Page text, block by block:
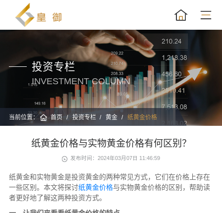
投资专栏
INVESTMENT COLUMN
当前位置： 首页 投资专栏 黄金 纸黄金价格
纸黄金价格与实物黄金价格有何区别？
发布时间：2024年03月07日 11:46:59
纸黄金和实物黄金是投资黄金的两种常见方式，它们在价格上存在
一些区别。本文将探讨纸黄金价格与实物黄金价格的区别，帮助读
者更好地了解这两种投资方式。